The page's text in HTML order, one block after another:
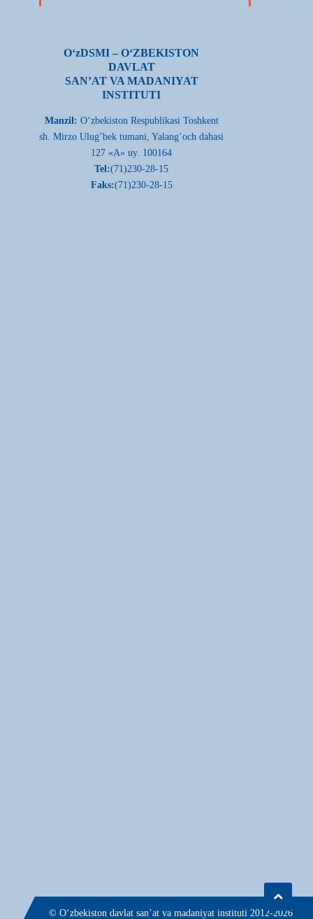
О‘zDSMI – О‘ZBEKISTON
DAVLAT
SAN’AT VA MADANIYAT
INSTITUTI
Manzil: О‘zbekiston Respublikasi Toshkent
sh. Mirzo Ulug’bek tumani, Yalang’och dahasi
127 «A» uy. 100164
Tel:(71)230-28-15
Faks:(71)230-28-15
© О‘zbekiston davlat san’at va madaniyat instituti 2012-2026